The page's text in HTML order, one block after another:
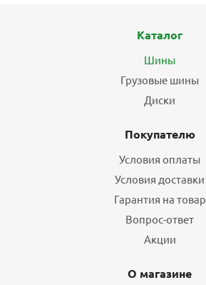
Каталог
Шины
Грузовые шины
Диски
Покупателю
Условия оплаты
Условия доставки
Гарантия на товар
Вопрос-ответ
Акции
О магазине